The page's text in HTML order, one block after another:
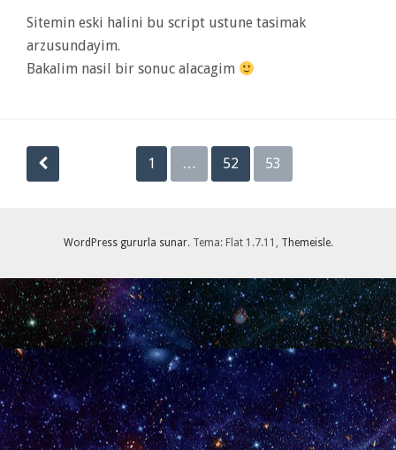
Sitemin eski halini bu script ustune tasimak
arzusundayim.
Bakalim nasil bir sonuc alacagim
Yazı
1 … 52 53
WordPress gururla sunar. Tema: Flat 1.7.11, Themeisle.